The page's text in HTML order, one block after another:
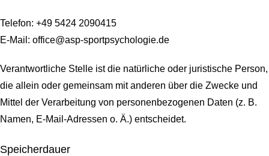
Telefon: +49 5424 2090415
E-Mail: office@asp-sportpsychologie.de
Verantwortliche Stelle ist die natürliche oder juristische Person,
die allein oder gemeinsam mit anderen über die Zwecke und
Mittel der Verarbeitung von personenbezogenen Daten (z. B.
Namen, E-Mail-Adressen o. Ä.) entscheidet.
Speicherdauer